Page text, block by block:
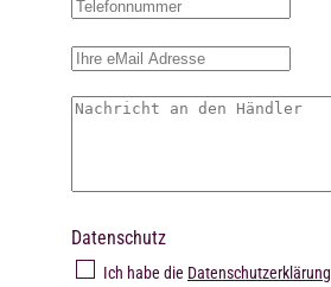
Datenschutz
Ich habe die Datenschutzerklärung